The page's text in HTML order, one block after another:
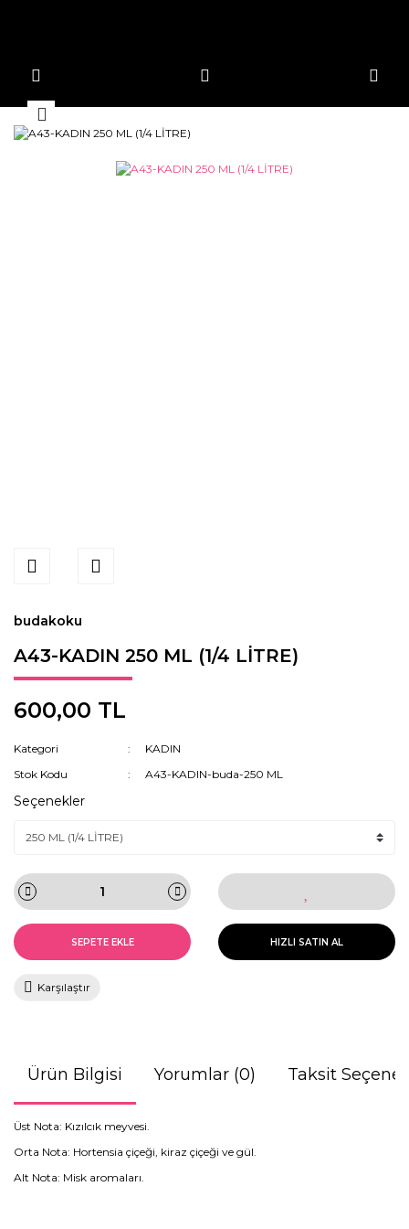
budakoku
A43-KADIN 250 ML (1/4 LİTRE)
600,00 TL
Kategori
KADIN
Stok Kodu
A43-KADIN-buda-250 ML
Seçenekler
SEPETE EKLE HIZLI SATIN AL
Karşılaştır
Ürün Bilgisi Yorumlar (0) Taksit
Üst Nota: Kızılcık meyvesi.
Orta Nota: Hortensia çiçeği, kiraz çiçeği ve gül.
Alt Nota: Misk aromaları.